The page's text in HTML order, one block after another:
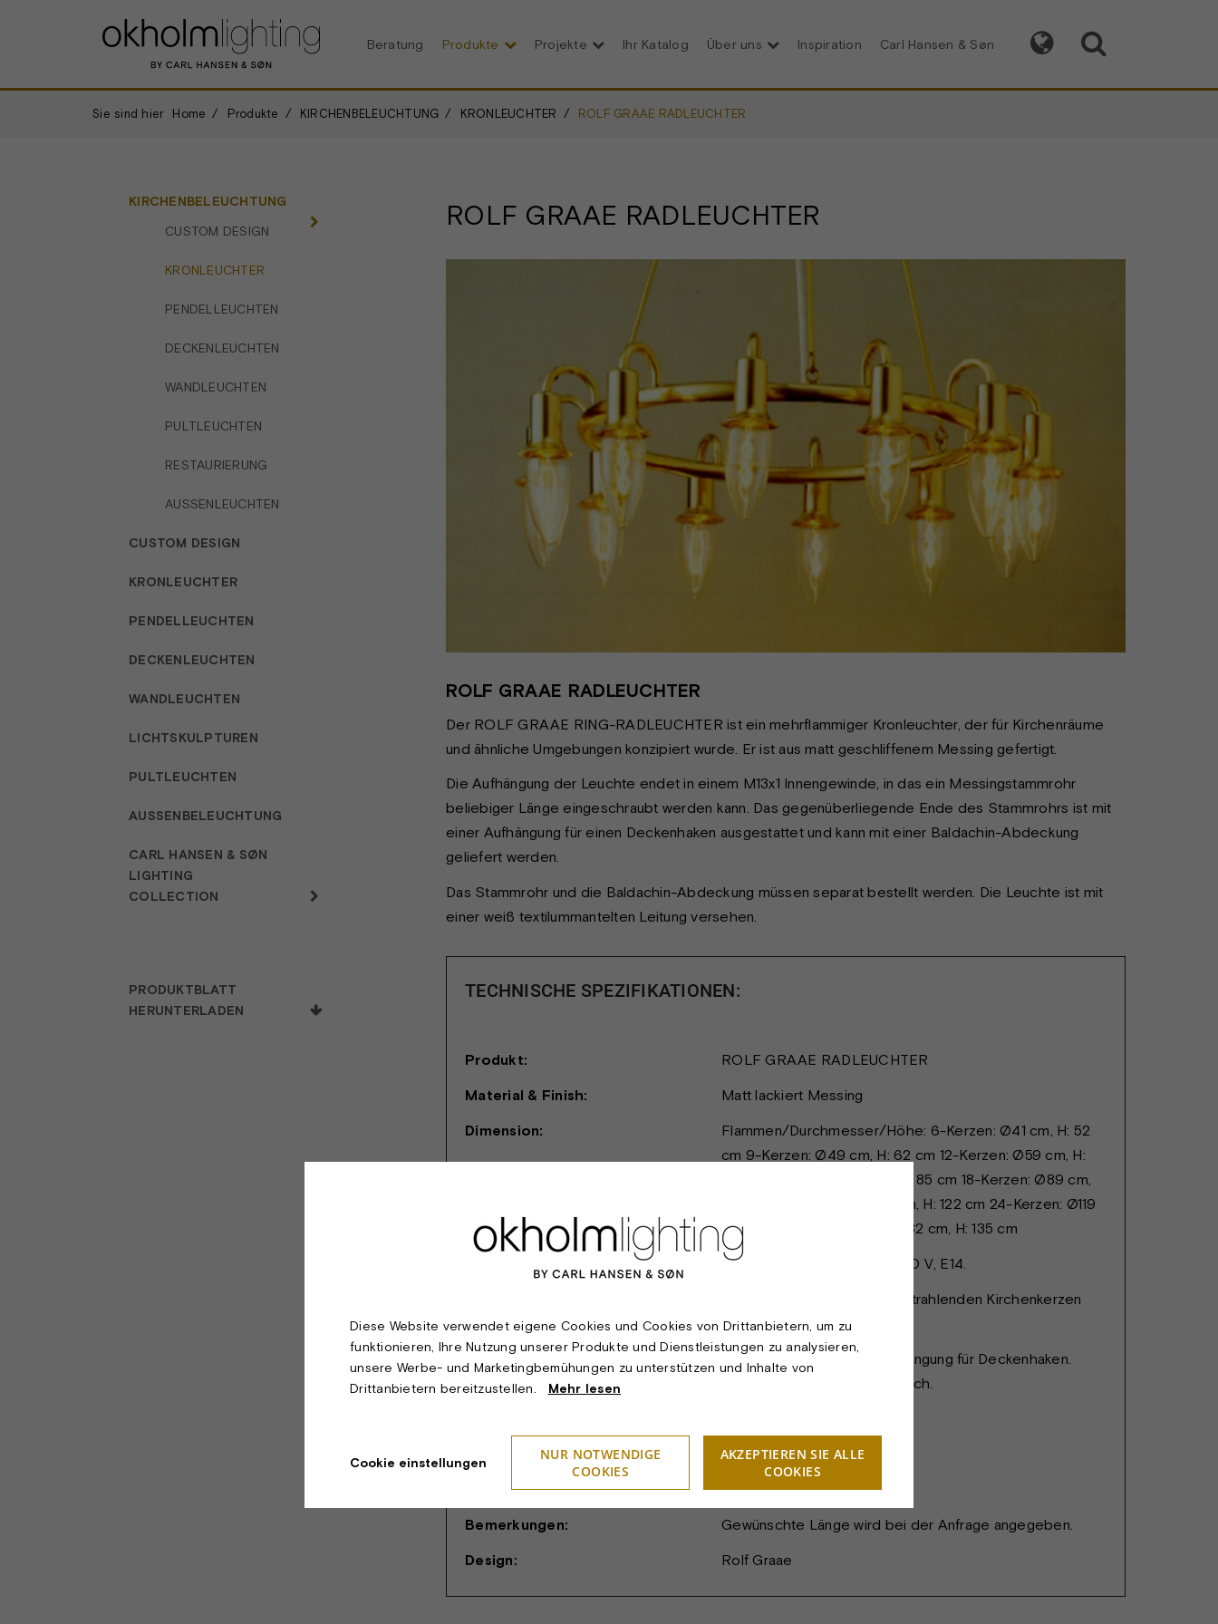
Beratung Produkte Projekte Ihr Katalog Über uns Inspiration Carl Hansen & Søn  
Sie sind hier Home Produkte KIRCHENBELEUCHTUNG KRONLEUCHTER ROLF GRAAE RADLEUCHTER
KIRCHENBELEUCHTUNG
CUSTOM DESIGN
KRONLEUCHTER
PENDELLEUCHTEN
DECKENLEUCHTEN
WANDLEUCHTEN
PULTLEUCHTEN
RESTAURIERUNG
AUSSENLEUCHTEN
CUSTOM DESIGN
KRONLEUCHTER
PENDELLEUCHTEN
DECKENLEUCHTEN
WANDLEUCHTEN
LICHTSKULPTUREN
PULTLEUCHTEN
AUSSENBELEUCHTUNG
CARL HANSEN & SØN
LIGHTING
COLLECTION
PRODUKTBLATT
HERUNTERLADEN
ROLF GRAAE RADLEUCHTER
ROLF GRAAE RADLEUCHTER
Der ROLF GRAAE RING-RADLEUCHTER ist ein mehrflammiger Kronleuchter, der für Kirchenräume
und ähnliche Umgebungen konzipiert wurde. Er ist aus matt geschliffenem Messing gefertigt.
Die Aufhängung der Leuchte endet in einem M13x1 Innengewinde, in das ein Messingstammrohr
beliebiger Länge eingeschraubt werden kann. Das gegenüberliegende Ende des Stammrohrs ist mit
einer Aufhängung für einen Deckenhaken ausgestattet und kann mit einer Baldachin-Abdeckung
geliefert werden.
Das Stammrohr und die Baldachin-Abdeckung müssen separat bestellt werden. Die Leuchte ist mit
einer weiß textilummantelten Leitung versehen.
TECHNISCHE SPEZIFIKATIONEN:
Produkt: ROLF GRAAE RADLEUCHTER
Material & Finish: Matt lackiert Messing
Dimension:
Flammen/Durchmesser/Höhe: 6-Kerzen: Ø41 cm, H: 52
cm 9-Kerzen: Ø49 cm, H: 62 cm 12-Kerzen: Ø59 cm, H:
76 cm 15-Kerzen: Ø77 cm, H: 85 cm 18-Kerzen: Ø89 cm,
H: 99 cm 21-Kerzen: Ø107 cm, H: 122 cm 24-Kerzen: Ø119
cm, H: 128 cm 27-Kerzen: Ø132 cm, H: 135 cm
Flammen, klar. Max. 60 W, 230 V, E14.
Der Kronleuchter ist mit freistrahlenden Kirchenkerzen
bestückt.
Montage:
Messingstammrohr mit Aufhängung für Deckenhaken.
Baldachin auf Anfrage erhältlich.
IP20.
Prüfung: CE
Bemerkungen: Gewünschte Länge wird bei der Anfrage angegeben.
Design: Rolf Graae
Diese Website verwendet eigene Cookies und Cookies von Drittanbietern, um zu
funktionieren, Ihre Nutzung unserer Produkte und Dienstleistungen zu analysieren,
unsere Werbe- und Marketingbemühungen zu unterstützen und Inhalte von
Drittanbietern bereitzustellen. Mehr lesen
Cookie einstellungen
NUR NOTWENDIGE
COOKIES
AKZEPTIEREN SIE ALLE
COOKIES